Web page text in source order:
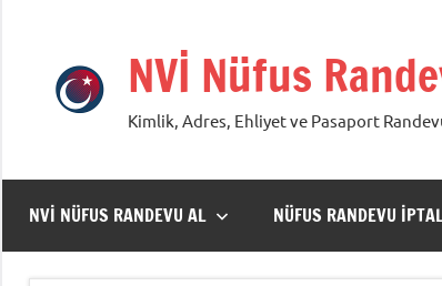
NVİ Nüfus
Kimlik, Adres, Ehliyet ve Pasaport
NVİ NÜFUS RANDEVU AL NÜFUS RANDEVU